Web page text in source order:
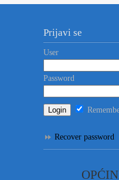
Prijavi se
User
Password
Recover password